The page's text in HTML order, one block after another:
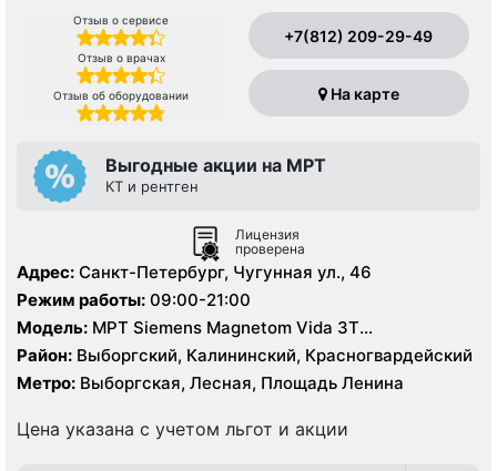
Отзыв о сервисе
Отзыв о врачах
Отзыв об оборудовании
+7(812) 209-29-49
На карте
Выгодные акции на МРТ
КТ и рентген
Лицензия
проверена
Адрес: Санкт-Петербург, Чугунная ул., 46
Режим работы: 09:00-21:00
Модель: МРТ Siemens Magnetom Vida 3Т
полуоткрытого типа, КТ Canon Aquilion PRIME 128
срезов, УЗИ, Рентген
Район: Выборгский, Калининский, Красногвардейский
Метро: Выборгская, Лесная, Площадь Ленина
Цена указана с учетом льгот и акции